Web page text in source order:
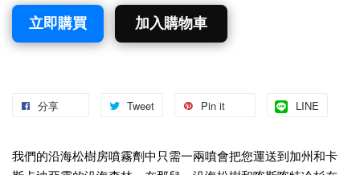
立即購買 加入購物車
分享 Tweet Pin it LINE
我們的沿海松樹房噴霧劑中只需一兩噴會把您運送到加州和卡